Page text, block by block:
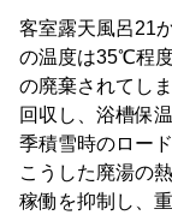
客室露天風呂21
の温度は35℃程
の廃棄されてし
回収し、浴槽保
季積雪時のロー
こうした廃湯の
稼働を抑制し、